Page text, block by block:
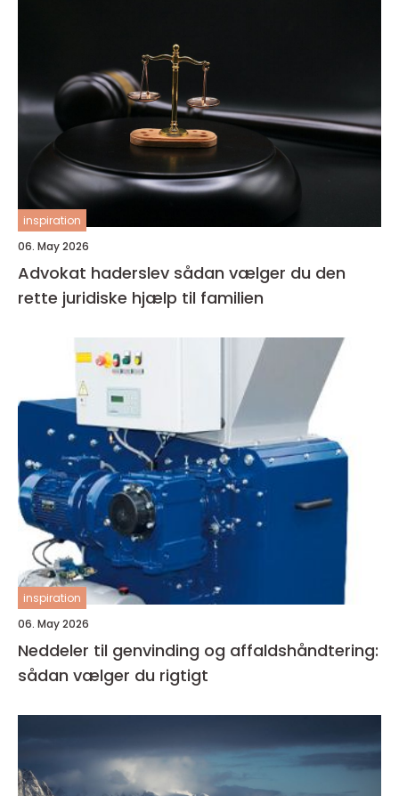
inspiration
06. May 2026
Advokat haderslev sådan vælger du den
rette juridiske hjælp til familien
inspiration
06. May 2026
Neddeler til genvinding og affaldshåndtering:
sådan vælger du rigtigt